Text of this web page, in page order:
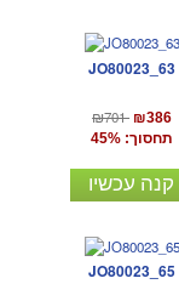
JO80023_63
₪701 ₪386
תחסוך: 45%
קנה עכשיו
JO80023_65